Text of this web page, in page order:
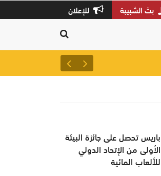
بث الشبيبة للإعلان
وفاة متسلقة الجبال
باريس تحصل على جائزة البيئة
الأولى من الإتحاد الدولي
للألعاب المائية